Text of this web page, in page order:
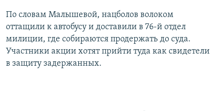
По словам Малышевой, нацболов волоком
оттащили к автобусу и доставили в 76-й отдел
милиции, где собираются продержать до суда.
Участники акции хотят прийти туда как свидетели
в защиту задержанных.